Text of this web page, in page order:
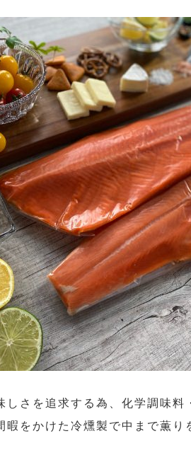
しさを追求する為、化学調味料
暇をかけた冷燻製で中まで薫り